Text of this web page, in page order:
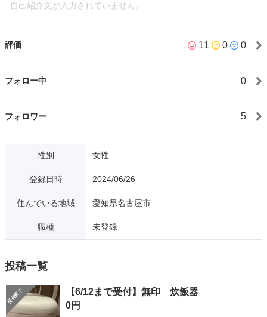
自己紹介文が入力されていません。
評価 11 0 0
フォロー中 0
フォロワー 5
性別 女性
登録日時 2024/06/26
住んでいる地域 愛知県名古屋市
職種 未登録
投稿一覧
【6/12まで受付】無印 炊飯器
0円